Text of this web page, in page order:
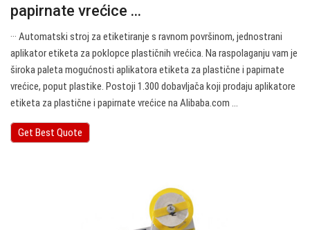
papirnate vrećice ...
··· Automatski stroj za etiketiranje s ravnom površinom, jednostrani
aplikator etiketa za poklopce plastičnih vrećica. Na raspolaganju vam je
široka paleta mogućnosti aplikatora etiketa za plastične i papirnate
vrećice, poput plastike. Postoji 1.300 dobavljača koji prodaju aplikatore
etiketa za plastične i papirnate vrećice na Alibaba.com ...
Get Best Quote